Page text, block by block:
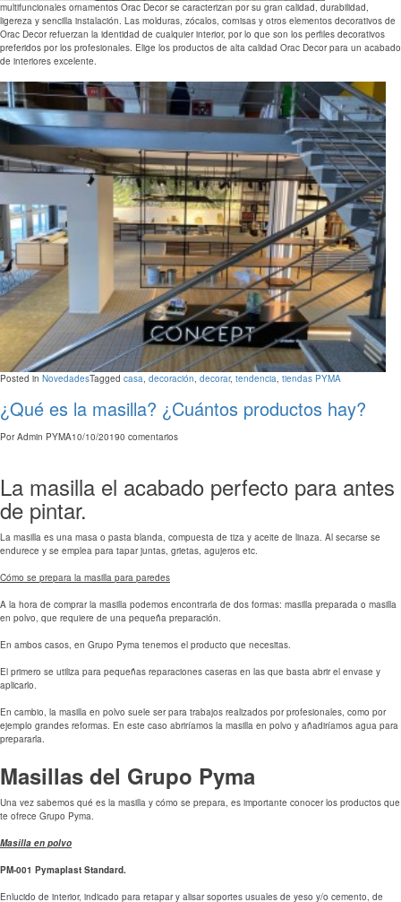
multifuncionales ornamentos Orac Decor se caracterizan por su gran calidad, durabilidad,
ligereza y sencilla instalación. Las molduras, zócalos, cornisas y otros elementos decorativos de
Orac Decor refuerzan la identidad de cualquier interior, por lo que son los perfiles decorativos
preferidos por los profesionales. Elige los productos de alta calidad Orac Decor para un acabado
de interiores excelente.
Posted in NovedadesTagged casa decoración decorar, tendencia tiendas PYMA
¿Qué es la masilla? ¿Cuántos productos hay?
PorAdmin PYMA10/10/20190 comentarios
La masilla el acabado perfecto para antes
de pintar.
La masilla es una masa o pasta blanda, compuesta de tiza y aceite de linaza. Al secarse se
endurece y se emplea para tapar juntas, grietas, agujeros etc.
Cómo se prepara la masilla para paredes
A la hora de comprar la masilla podemos encontrarla de dos formas: masilla preparada o masilla
en polvo, que requiere de una pequeña preparación.
En ambos casos, en Grupo Pyma tenemos el producto que necesitas.
El primero se utiliza para pequeñas reparaciones caseras en las que basta abrir el envase y
aplicarlo.
En cambio, la masilla en polvo suele ser para trabajos realizados por profesionales, como por
ejemplo grandes reformas. En este caso abriríamos la masilla en polvo y añadiríamos agua para
prepararla.
Masillas del Grupo Pyma
Una vez sabemos qué es la masilla y cómo se prepara, es importante conocer los productos que
te ofrece Grupo Pyma.
Masilla en polvo
PM-001 Pymaplast Standard.
Enlucido de interior, indicado para retapar y alisar soportes usuales de yeso y/o cemento, de